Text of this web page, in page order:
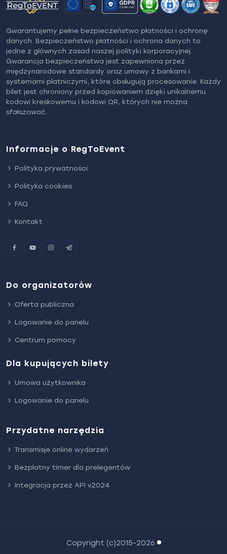
Gwarantujemy pełne bezpieczeństwo płatności i ochronę
danych. Bezpieczeństwo płatności i ochrona danych to
jedne z głównych zasad naszej polityki korporacyjnej.
Gwarancja bezpieczeństwa jest zapewniona przez
międzynarodowe standardy oraz umowy z bankami i
systemami płatniczymi, które obsługują procesowanie. Każdy
bilet jest chroniony przed kopiowaniem dzięki unikalnemu
kodowi kreskowemu i kodowi QR, których nie można
sfałszować.
Informacje o RegToEvent
Polityka prywatności
Polityka cookies
FAQ
Kontakt
Do organizatorów
Oferta publiczna
Logowanie do panelu
Centrum pomocy
Dla kupujących bilety
Umowa użytkownika
Logowanie do panelu
Przydatne narzędzia
Transmisje online wydarzeń
Bezpłatny timer dla prelegentów
Integracja przez API v2024
Copyright (c)2015-2026